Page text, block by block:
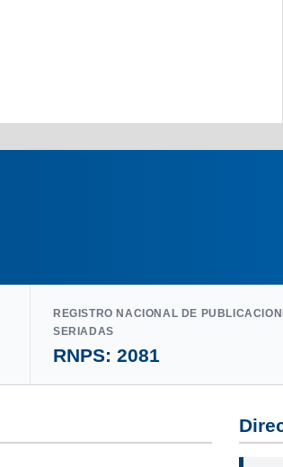
REGISTRO NACIONAL DE
SERIADAS
RNPS: 2081